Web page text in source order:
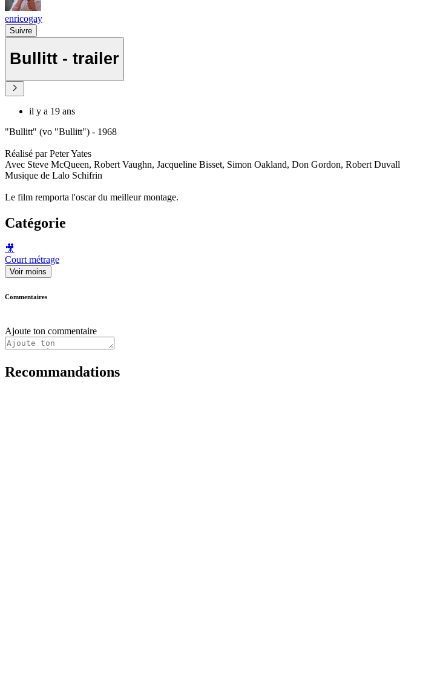
enricogay
Suivre
Bullitt - trailer
il y a 19 ans
"Bullitt" (vo "Bullitt") - 1968
Réalisé par Peter Yates
Avec Steve McQueen, Robert Vaughn, Jacqueline Bisset, Simon Oakland, Don Gordon, Robert Duvall
Musique de Lalo Schifrin
Le film remporta l'oscar du meilleur montage.
Catégorie
🎥
Court métrage
Voir moins
Commentaires
Ajoute ton commentaire
Recommandations